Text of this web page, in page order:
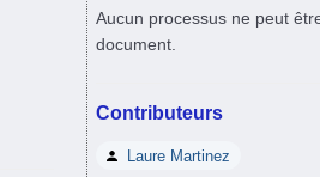
Aucun processus ne peut
document.
Contributeurs
Laure Martinez